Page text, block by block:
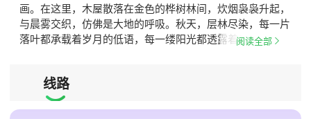
画。在这里，木屋散落在金色的桦树林间，炊烟袅袅升起，
与晨雾交织，仿佛是大地的呼吸。秋天，层林尽染，每一片
落叶都承载着岁月的低语，每一缕阳光都透露着自…
阅读全部 
线路
